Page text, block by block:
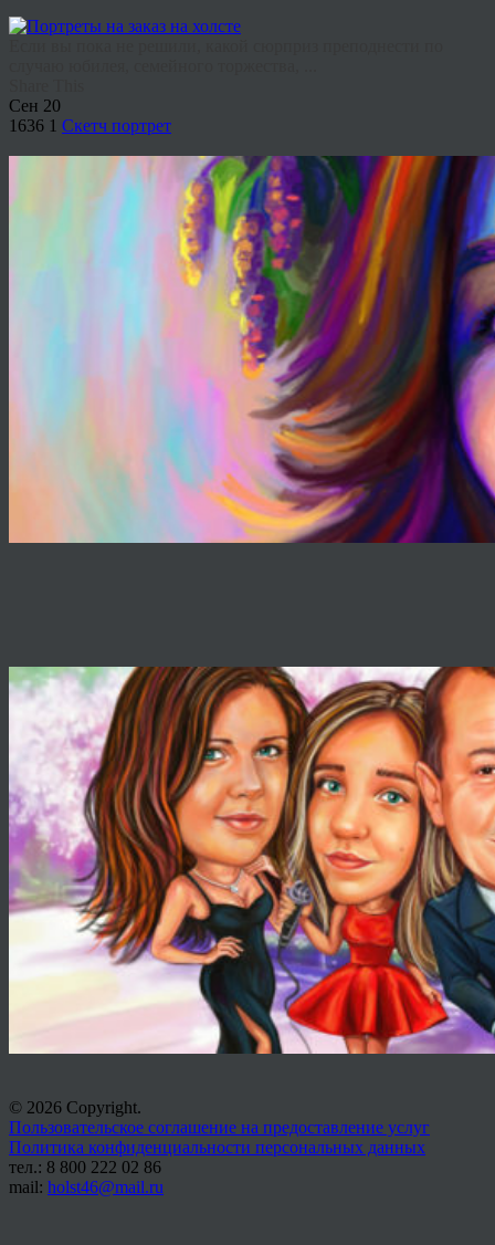
Сен 20
1636 1 Скетч портрет
© 2026 Copyright.
Пользовательское соглашение на предоставление услуг
Политика конфиденциальности персональных данных
тел.: 8 800 222 02 86
mail: holst46@mail.ru